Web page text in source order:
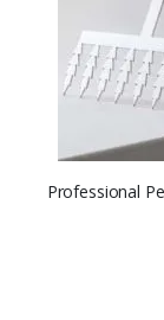
Professional